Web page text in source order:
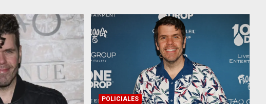
POLICIALES